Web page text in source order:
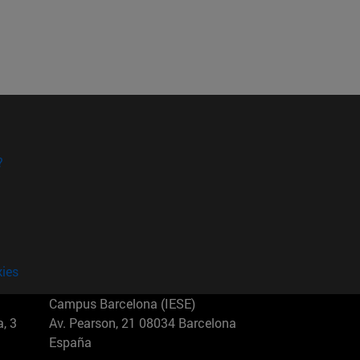
3
Campus Barcelona (IESE)
Av. Pearson, 21 08034 Barcelona
España